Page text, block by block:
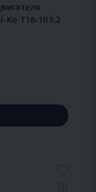
Ko T18-103.2